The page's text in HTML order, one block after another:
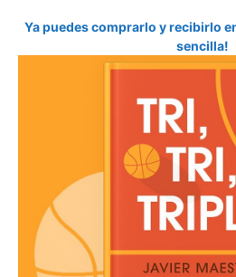
Ya puedes comprarlo y recibirlo
sencilla!